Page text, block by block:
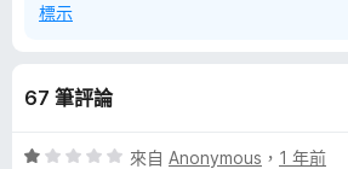
標示
67 筆評論
評
來自 Anonymous ， 1 年前